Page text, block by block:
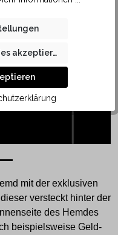
mit der exklusiven
versteckt hinter der
des Hemdes
beispielsweise Geld-
akzeptieren